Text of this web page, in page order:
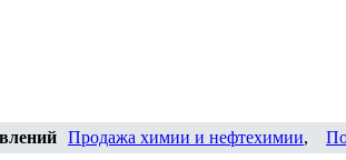
Продажа химии и нефтехимии,